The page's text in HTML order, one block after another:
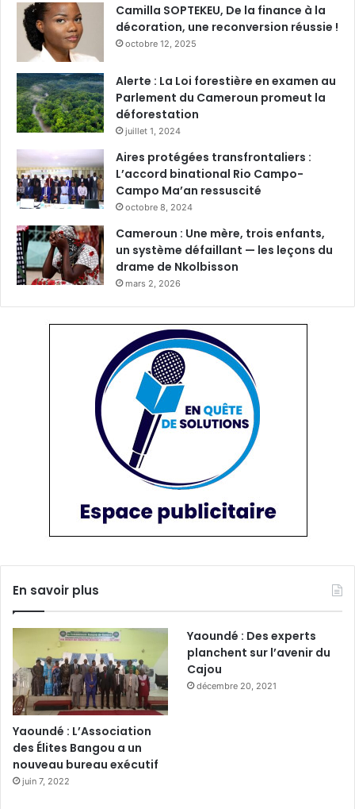
Camilla SOPTEKEU, De la finance à la
décoration, une reconversion réussie !
octobre 12, 2025
Alerte : La Loi forestière en examen au
Parlement du Cameroun promeut la
déforestation
juillet 1, 2024
Aires protégées transfrontaliers :
L’accord binational Rio Campo-
Campo Ma’an ressuscité
octobre 8, 2024
Cameroun : Une mère, trois enfants,
un système défaillant — les leçons du
drame de Nkolbisson
mars 2, 2026
En savoir plus
Yaoundé : L’Association
des Élites Bangou a un
nouveau bureau exécutif
juin 7, 2022
Yaoundé : Des experts
planchent sur l’avenir du
Cajou
décembre 20, 2021